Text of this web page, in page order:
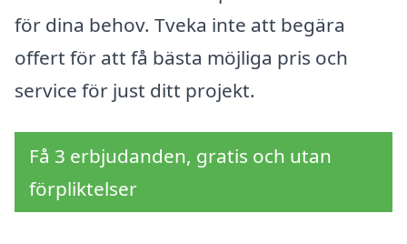
för dina behov. Tveka inte att begära
offert för att få bästa möjliga pris och
service för just ditt projekt.
Få 3 erbjudanden, gratis och utan
förpliktelser